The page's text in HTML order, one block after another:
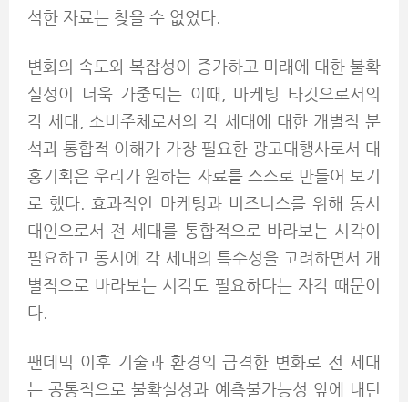
석한 자료는 찾을 수 없었다.
변화의 속도와 복잡성이 증가하고 미래에 대한 불확
실성이 더욱 가중되는 이때, 마케팅 타깃으로서의
각 세대, 소비주체로서의 각 세대에 대한 개별적 분
석과 통합적 이해가 가장 필요한 광고대행사로서 대
홍기획은 우리가 원하는 자료를 스스로 만들어 보기
로 했다. 효과적인 마케팅과 비즈니스를 위해 동시
대인으로서 전 세대를 통합적으로 바라보는 시각이
필요하고 동시에 각 세대의 특수성을 고려하면서 개
별적으로 바라보는 시각도 필요하다는 자각 때문이
다.
팬데믹 이후 기술과 환경의 급격한 변화로 전 세대
는 공통적으로 불확실성과 예측불가능성 앞에 내던